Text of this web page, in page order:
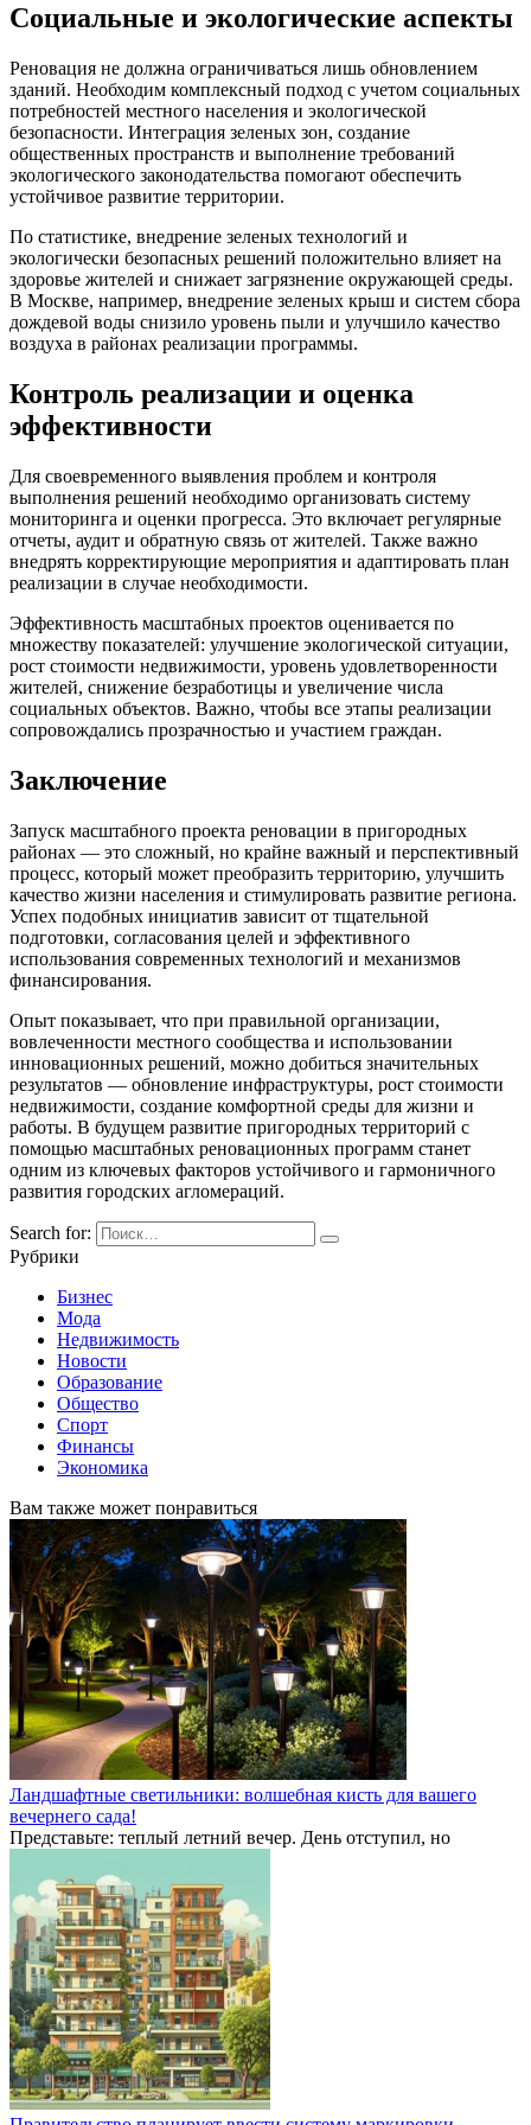
Социальные и экологические аспекты
Реновация не должна ограничиваться лишь обновлением
зданий. Необходим комплексный подход с учетом социальных
потребностей местного населения и экологической
безопасности. Интеграция зеленых зон, создание
общественных пространств и выполнение требований
экологического законодательства помогают обеспечить
устойчивое развитие территории.
По статистике, внедрение зеленых технологий и
экологически безопасных решений положительно влияет на
здоровье жителей и снижает загрязнение окружающей среды.
В Москве, например, внедрение зеленых крыш и систем сбора
дождевой воды снизило уровень пыли и улучшило качество
воздуха в районах реализации программы.
Контроль реализации и оценка
эффективности
Для своевременного выявления проблем и контроля
выполнения решений необходимо организовать систему
мониторинга и оценки прогресса. Это включает регулярные
отчеты, аудит и обратную связь от жителей. Также важно
внедрять корректирующие мероприятия и адаптировать план
реализации в случае необходимости.
Эффективность масштабных проектов оценивается по
множеству показателей: улучшение экологической ситуации,
рост стоимости недвижимости, уровень удовлетворенности
жителей, снижение безработицы и увеличение числа
социальных объектов. Важно, чтобы все этапы реализации
сопровождались прозрачностью и участием граждан.
Заключение
Запуск масштабного проекта реновации в пригородных
районах — это сложный, но крайне важный и перспективный
процесс, который может преобразить территорию, улучшить
качество жизни населения и стимулировать развитие региона.
Успех подобных инициатив зависит от тщательной
подготовки, согласования целей и эффективного
использования современных технологий и механизмов
финансирования.
Опыт показывает, что при правильной организации,
вовлеченности местного сообщества и использовании
инновационных решений, можно добиться значительных
результатов — обновление инфраструктуры, рост стоимости
недвижимости, создание комфортной среды для жизни и
работы. В будущем развитие пригородных территорий с
помощью масштабных реновационных программ станет
одним из ключевых факторов устойчивого и гармоничного
развития городских агломераций.
Search for:
Рубрики
Бизнес
Мода
Недвижимость
Новости
Образование
Общество
Спорт
Финансы
Экономика
Вам также может понравиться
Ландшафтные светильники: волшебная кисть для вашего
вечернего сада!
Представьте: теплый летний вечер. День отступил, но